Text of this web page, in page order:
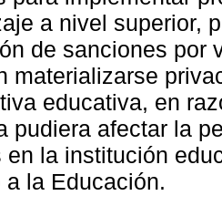
a nivel superior,
de sanciones por
materializarse
educativa, en
pudiera afectar la
en la institución
a la Educación.